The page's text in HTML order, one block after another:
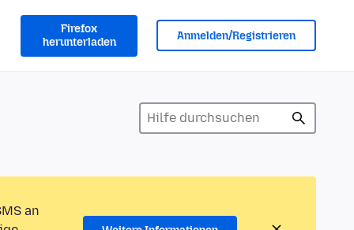
Firefox
herunterladen
Anmelden/Registrieren
an